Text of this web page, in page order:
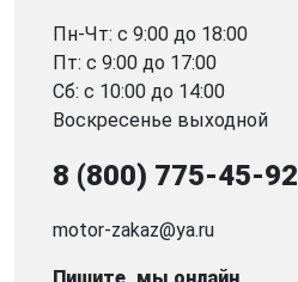
Пн-Чт: с 9:00 до 18:00
Пт: с 9:00 до 17:00
Сб: с 10:00 до 14:00
Воскресенье выходной
8 (800) 775-45-92
motor-zakaz@ya.ru